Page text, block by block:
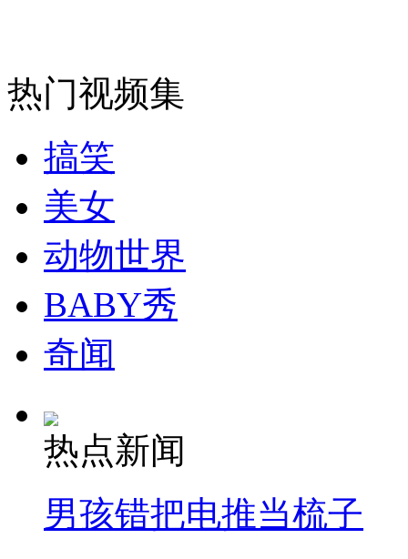
走！跟着总书记去植树
消防员救轻生者
纽约上演“枕头大战”
热门视频集
搞笑
美女
动物世界
BABY秀
奇闻
热点新闻
男孩错把电推当梳子